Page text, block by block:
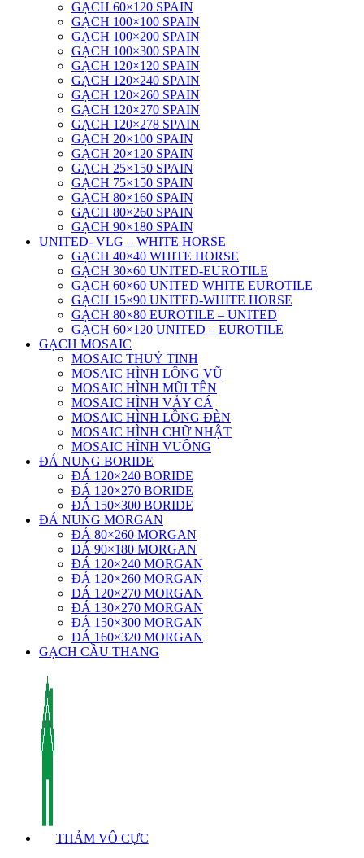
GẠCH 60×120 SPAIN
GẠCH 100×100 SPAIN
GẠCH 100×200 SPAIN
GẠCH 100×300 SPAIN
GẠCH 120×120 SPAIN
GẠCH 120×240 SPAIN
GẠCH 120×260 SPAIN
GẠCH 120×270 SPAIN
GẠCH 120×278 SPAIN
GẠCH 20×100 SPAIN
GẠCH 20×120 SPAIN
GẠCH 25×150 SPAIN
GẠCH 75×150 SPAIN
GẠCH 80×160 SPAIN
GẠCH 80×260 SPAIN
GẠCH 90×180 SPAIN
UNITED- VLG – WHITE HORSE
GẠCH 40×40 WHITE HORSE
GẠCH 30×60 UNITED-EUROTILE
GẠCH 60×60 UNITED WHITE EUROTILE
GẠCH 15×90 UNITED-WHITE HORSE
GẠCH 80×80 EUROTILE – UNITED
GẠCH 60×120 UNITED – EUROTILE
GẠCH MOSAIC
MOSAIC THUỶ TINH
MOSAIC HÌNH LÔNG VŨ
MOSAIC HÌNH MŨI TÊN
MOSAIC HÌNH VẢY CÁ
MOSAIC HÌNH LỒNG ĐÈN
MOSAIC HÌNH CHỮ NHẬT
MOSAIC HÌNH VUÔNG
ĐÁ NUNG BORIDE
ĐÁ 120×240 BORIDE
ĐÁ 120×270 BORIDE
ĐÁ 150×300 BORIDE
ĐÁ NUNG MORGAN
ĐÁ 80×260 MORGAN
ĐÁ 90×180 MORGAN
ĐÁ 120×240 MORGAN
ĐÁ 120×260 MORGAN
ĐÁ 120×270 MORGAN
ĐÁ 130×270 MORGAN
ĐÁ 150×300 MORGAN
ĐÁ 160×320 MORGAN
GẠCH CẦU THANG
THẢM VÔ CỰC